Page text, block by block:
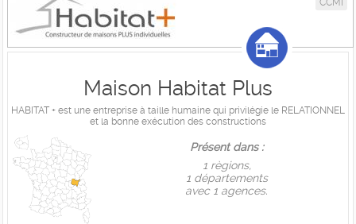
CCMI
Maison Habitat Plus
HABITAT + est une entreprise à taille humaine qui privilégie le RELATIONNEL
et la bonne exécution des constructions
Présent dans :
1 règions,
1 départements
avec 1 agences.